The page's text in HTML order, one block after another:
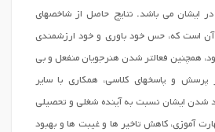
در ایشان می باشد. نتایج حاصل از شاخصهای
آن است که، حس خود باوری و خود ارزشمندی
همچنین فعالتر شدن هنرجویان منفعل و بی
پرسش و پاسخهای کلاسی، همکاری با سایر
شدن ایشان نسبت به آینده شغلی و تحصیلی
آموزی، کاهش تاخیر ها و غیبت ها و بهبود